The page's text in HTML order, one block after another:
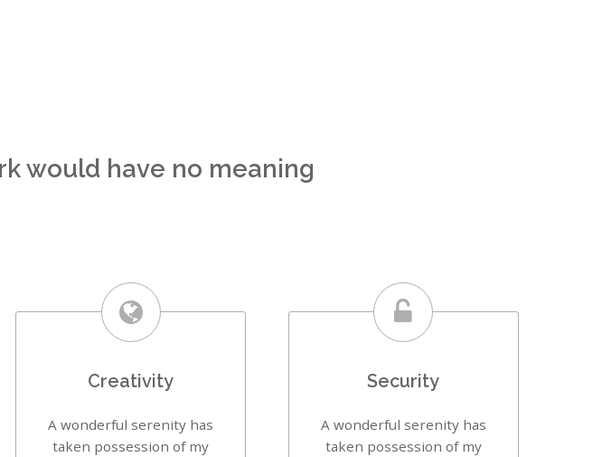
would have no meaning
Creativity
A wonderful serenity has
taken possession of my
Security
A wonderful serenity has
taken possession of my